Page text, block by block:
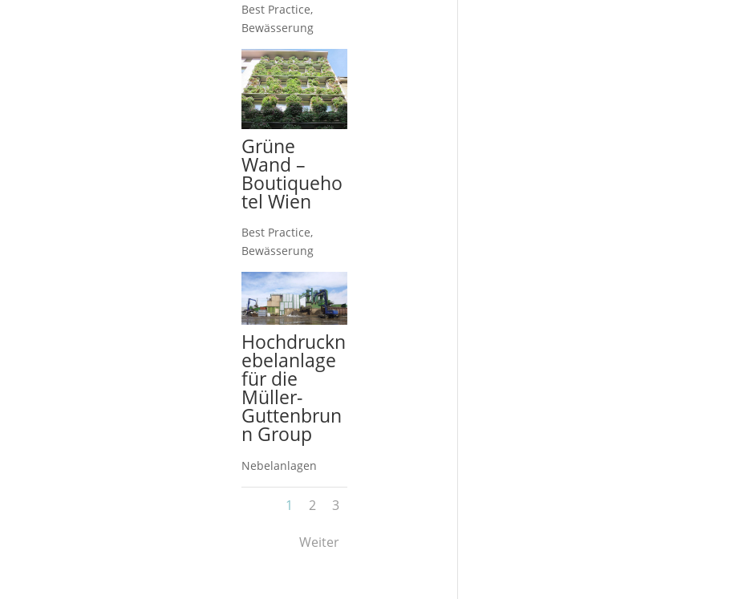
Best Practice,
Bewässerung
Grüne
Wand –
Boutiqueho
tel Wien
Best Practice,
Bewässerung
Hochdruckn
ebelanlage
für die
Müller-
Guttenbrun
n Group
Nebelanlagen
1 2 3
Weiter